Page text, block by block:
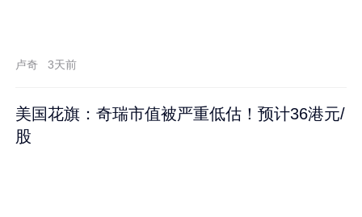
卢奇 3天前
美国花旗：奇瑞市值被严重低估！预计36港元/
股